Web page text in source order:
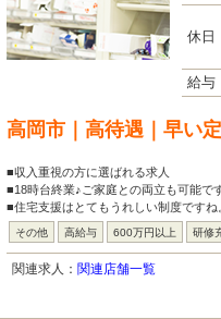
休日
給与
高岡市｜高待遇｜早い
■収入重視の方に選ばれる求人
■18時台終業♪ご家庭との両立も可能で
■住宅支援はとてもうれしい制度ですね
その他 高給与 600万円以上 研修
関連求人： 関連店舗一覧